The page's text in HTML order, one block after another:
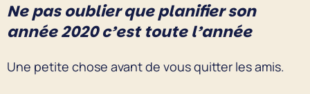
Ne pas oublier que planifier son
année 2020 c’est toute l’année
Une petite chose avant de vous quitter les amis.